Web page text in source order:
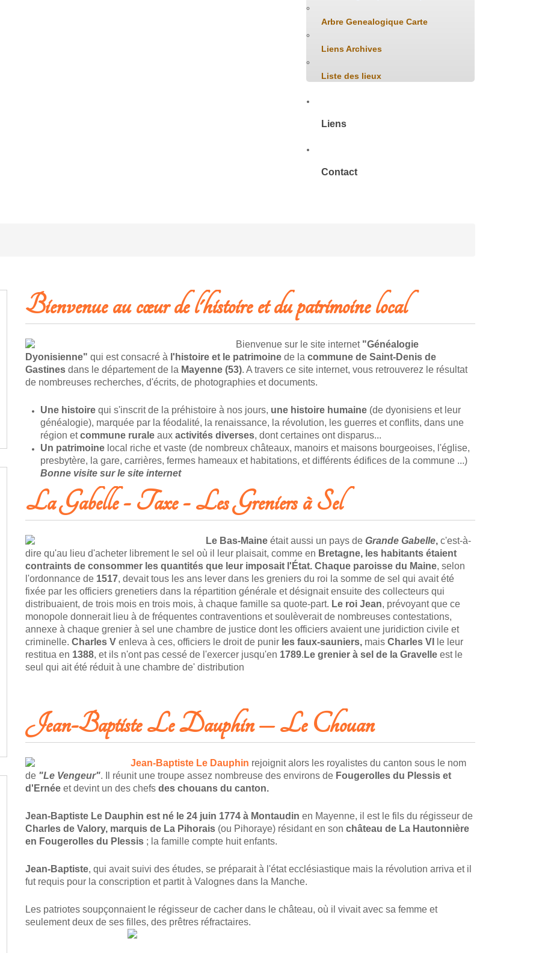
Arbre Genealogique Carte
Liens Archives
Liste des lieux
Liens
Contact
Bienvenue au cœur de l'histoire et du patrimoine local
Bienvenue sur le site internet "Généalogie
Dyonisienne" qui est consacré à l'histoire et le patrimoine de la commune de Saint-Denis de
Gastines dans le département de la Mayenne (53). A travers ce site internet, vous retrouverez le résultat
de nombreuses recherches, d'écrits, de photographies et documents.
Une histoire qui s'inscrit de la préhistoire à nos jours, une histoire humaine (de dyonisiens et leur
généalogie), marquée par la féodalité, la renaissance, la révolution, les guerres et conflits, dans une
région etcommune rurale aux activités diverses, dont certaines ont disparus...
Un patrimoine local riche et vaste (de nombreux châteaux, manoirs et maisons bourgeoises, l'église,
presbytère, la gare, carrières, fermes hameaux et habitations, et différents édifices de la commune ...)
Bonne visite sur le site internet
La Gabelle - Taxe - Les Greniers à Sel
Le Bas-Maine était aussi un pays de Grande Gabelle, c'est-à-
dire qu'au lieu d'acheter librement le sel où il leur plaisait, comme en Bretagne, les habitants étaient
contraints de consommer les quantités que leur imposait l'État. Chaque paroisse du Maine, selon
l'ordonnance de 1517, devait tous les ans lever dans les greniers du roi la somme de sel qui avait été
fixée par les officiers grenetiers dans la répartition générale et désignait ensuite des collecteurs qui
distribuaient, de trois mois en trois mois, à chaque famille sa quote-part. Le roi Jean, prévoyant que ce
monopole donnerait lieu à de fréquentes contraventions et soulèverait de nombreuses contestations,
annexe à chaque grenier à sel une chambre de justice dont les officiers avaient une juridiction civile et
criminelle. Charles V enleva à ces, officiers le droit de punir les faux-sauniers, mais Charles VI
le leur
restitua en 1388, et ils n'ont pas cessé de l'exercer jusqu'en 1789. Le grenier à sel de la Gravelle est le
seul qui ait été réduit à une chambre de' distribution
Jean-Baptiste Le Dauphin – Le Chouan
Jean-Baptiste Le Dauphin rejoignit alors les royalistes du canton sous le nom
de "Le Vengeur". Il réunit une troupe assez nombreuse des environs de Fougerolles du Plessis et
d'Ernée et devint un des chefs des chouans du canton.
Jean-Baptiste Le Dauphin est né le 24 juin 1774 à Montaudin en Mayenne, il est le fils du régisseur de
Charles de Valory, marquis de La Pihorais (ou Pihoraye) résidant en son château de La Hautonnière
en Fougerolles du Plessis ; la famille compte huit enfants.
Jean-Baptiste, qui avait suivi des études, se préparait à l'état ecclésiastique mais la révolution arriva et il
fut requis pour la conscription et partit à Valognes dans la Manche.
Les patriotes soupçonnaient le régisseur de cacher dans le château, où il vivait avec sa femme et
seulement deux de ses filles, des prêtres réfractaires.